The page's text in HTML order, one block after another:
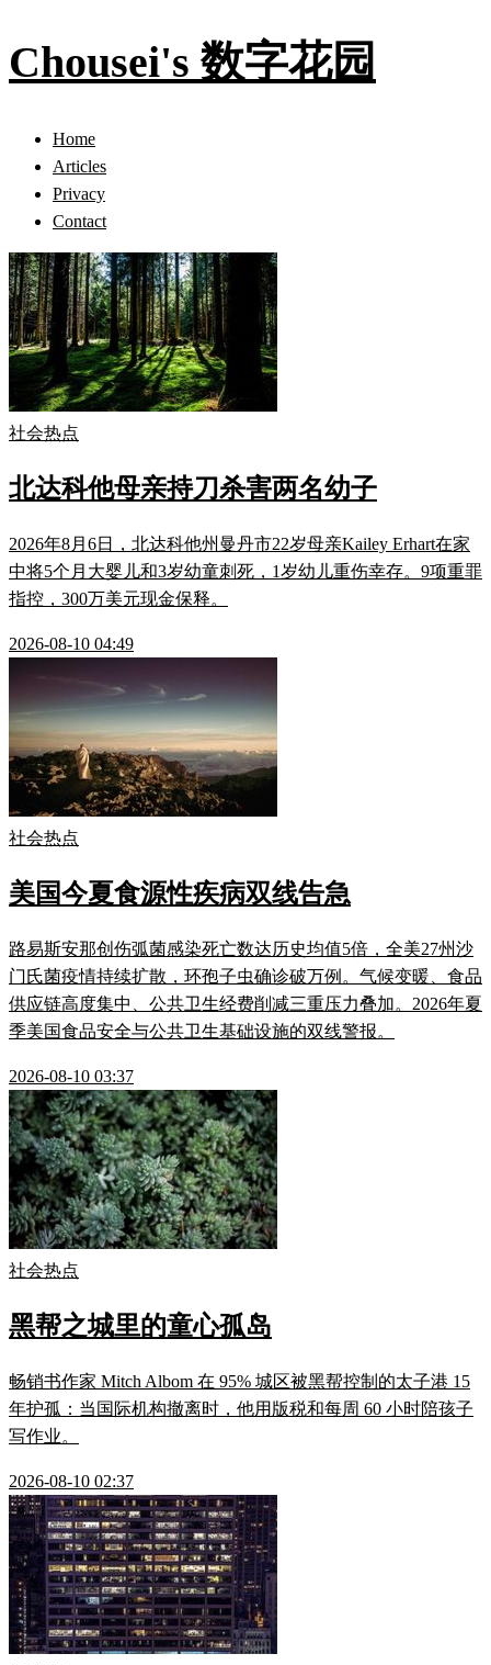
Chousei's 数字花园
Home
Articles
Privacy
Contact
社会热点
北达科他母亲持刀杀害两名幼子
2026年8月6日，北达科他州曼丹市22岁母亲Kailey Erhart在家
中将5个月大婴儿和3岁幼童刺死，1岁幼儿重伤幸存。9项重罪
指控，300万美元现金保释。
2026-08-10 04:49
社会热点
美国今夏食源性疾病双线告急
路易斯安那创伤弧菌感染死亡数达历史均值5倍，全美27州沙
门氏菌疫情持续扩散，环孢子虫确诊破万例。气候变暖、食品
供应链高度集中、公共卫生经费削减三重压力叠加。2026年夏
季美国食品安全与公共卫生基础设施的双线警报。
2026-08-10 03:37
社会热点
黑帮之城里的童心孤岛
畅销书作家 Mitch Albom 在 95% 城区被黑帮控制的太子港 15
年护孤：当国际机构撤离时，他用版税和每周 60 小时陪孩子
写作业。
2026-08-10 02:37